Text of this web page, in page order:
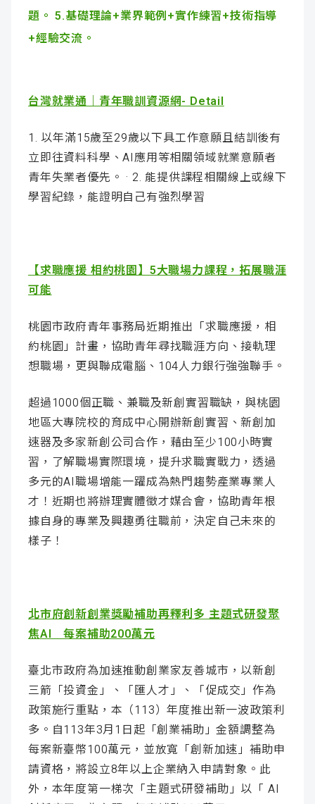
題。 5.基礎理論+業界範例+實作練習+技術指導
+經驗交流。
台灣就業通｜青年職訓資源網- Detail
1. 以年滿15歲至29歲以下具工作意願且結訓後有
立即往資料科學、AI應用等相關領域就業意願者
青年失業者優先。 · 2. 能提供課程相關線上或線下
學習紀錄，能證明自己有強烈學習
【求職應援 相約桃園】5大職場力課程，拓展職涯
可能
桃園市政府青年事務局近期推出「求職應援，相
約桃園」計畫，協助青年尋找職涯方向、接軌理
想職場，更與聯成電腦、104人力銀行強強聯手。
超過1000個正職、兼職及新創實習職缺，與桃園
地區大專院校的育成中心開辦新創實習、新創加
速器及多家新創公司合作，藉由至少100小時實
習，了解職場實際環境，提升求職實戰力，透過
多元的AI職場增能一躍成為熱門趨勢產業專業人
才！近期也將辦理實體徵才媒合會，協助青年根
據自身的專業及興趣勇往職前，決定自己未來的
樣子！
北市府創新創業獎勵補助再釋利多 主題式研發聚
焦AI 每案補助200萬元
臺北市政府為加速推動創業家友善城市，以新創
三箭「投資金」、「匯人才」、「促成交」作為
政策施行重點，本（113）年度推出新一波政策利
多。自113年3月1日起「創業補助」金額調整為
每案新臺幣100萬元，並放寬「創新加速」補助申
請資格，將設立8年以上企業納入申請對象。此
外，本年度第一梯次「主題式研發補助」以「 AI